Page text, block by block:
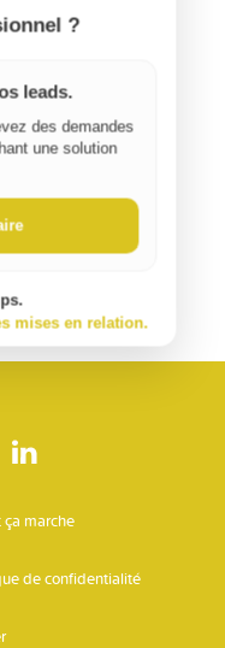
marche
de confidentialité
?
leads.
des demandes
une solution
mises en relation.